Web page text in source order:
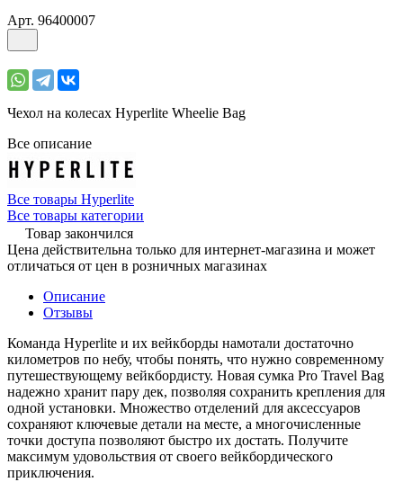
Арт. 96400007
Чехол на колесах Hyperlite Wheelie Bag
Все описание
Все товары Hyperlite
Все товары категории
Товар закончился
Цена действительна только для интернет-магазина и может
отличаться от цен в розничных магазинах
Описание
Отзывы
Команда Hyperlite и их вейкборды намотали достаточно
километров по небу, чтобы понять, что нужно современному
путешествующему вейкбордисту. Новая сумка Pro Travel Bag
надежно хранит пару дек, позволяя сохранить крепления для
одной установки. Множество отделений для аксессуаров
сохраняют ключевые детали на месте, а многочисленные
точки доступа позволяют быстро их достать. Получите
максимум удовольствия от своего вейкбордического
приключения.